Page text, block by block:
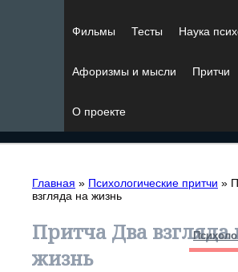
Фильмы Тесты Наука
Афоризмы и мысли Притчи
О проекте
Главная » Психологические притчи »
взгляда на жизнь
Притча Два взгляда
жизнь